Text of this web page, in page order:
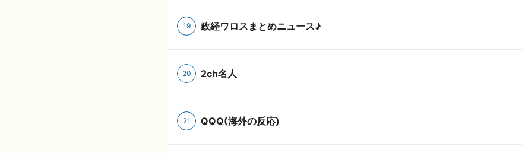
19 政経ワロスまとめニュース♪
20 2ch名人
21 QQQ(海外の反応)